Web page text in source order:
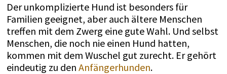
Der unkomplizierte Hund ist besonders für
Familien geeignet, aber auch ältere Menschen
treffen mit dem Zwerg eine gute Wahl. Und selbst
Menschen, die noch nie einen Hund hatten,
kommen mit dem Wuschel gut zurecht. Er gehört
eindeutig zu den Anfängerhunden.